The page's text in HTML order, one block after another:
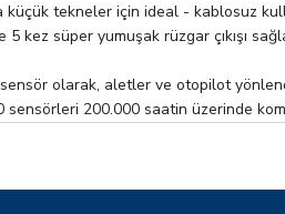
tekneler için ideal - kablosuz
5 kez süper yumuşak rüzgar çıkışı
olarak, aletler ve otopilot
sensörleri 200.000 saatin üzerinde